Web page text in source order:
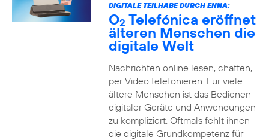
DIGITALE TEILHABE DURCH ENNA:
O2 Telefónica eröffnet
älteren Menschen die
digitale Welt
Nachrichten online lesen, chatten,
per Video telefonieren: Für viele
ältere Menschen ist das Bedienen
digitaler Geräte und Anwendungen
zu kompliziert. Oftmals fehlt ihnen
die digitale Grundkompetenz für